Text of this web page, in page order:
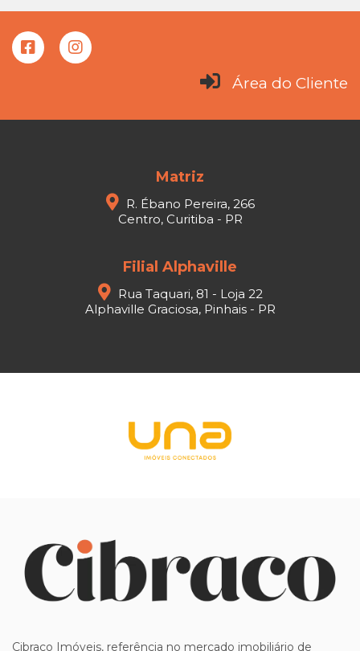
Área do Cliente
Matriz
R. Ébano Pereira, 266
Centro, Curitiba - PR
Filial Alphaville
Rua Taquari, 81 - Loja 22
Alphaville Graciosa, Pinhais - PR
Cibraco Imóveis, referência no mercado imobiliário de